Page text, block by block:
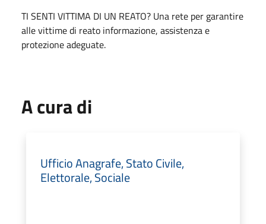
TI SENTI VITTIMA DI UN REATO? Una rete per garantire
alle vittime di reato informazione, assistenza e
protezione adeguate.
A cura di
Ufficio Anagrafe, Stato Civile,
Elettorale, Sociale